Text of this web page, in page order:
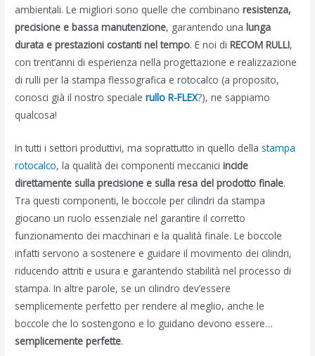
ambientali. Le migliori sono quelle che combinanoresistenza,
precisione e bassa manutenzione, garantendo unalunga
durata e prestazioni costanti nel tempo. E noi diRECOM RULLI,
con trent’anni di esperienza nella progettazione e realizzazione
di rulli per la stampa flessografica e rotocalco (a proposito,
conosci già il nostro specialerullo R-FLEX?), ne sappiamo
qualcosa!
In tutti i settori produttivi, ma soprattutto in quello della stampa
rotocalco, la qualità dei componenti meccaniciincide
direttamente sulla precisione e sulla resa del prodotto finale.
Tra questi componenti, le boccole per cilindri da stampa
giocano un ruolo essenziale nel garantire il corretto
funzionamento dei macchinari e la qualità finale. Le boccole
infatti servono a sostenere e guidare il movimento dei cilindri,
riducendo attriti e usura e garantendo stabilità nel processo di
stampa. In altre parole, se un cilindro dev’essere
semplicemente perfetto per rendere al meglio, anche le
boccole che lo sostengono e lo guidano devono essere…
semplicemente perfette.